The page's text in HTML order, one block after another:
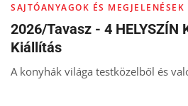
SAJTÓANYAGOK ÉS MEGJELENÉSEK
2026/Tavasz - 4 HELYSZÍN
Kiállítás
A konyhák világa testközelből és